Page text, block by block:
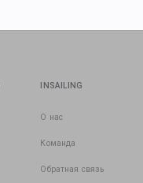
INSAILING
О нас
Команда
Обратная связь